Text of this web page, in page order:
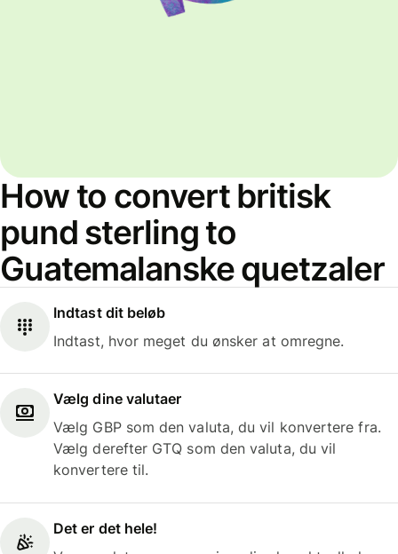
How to convert britisk
pund sterling to
Guatemalanske quetzaler
Indtast dit beløb
Indtast, hvor meget du ønsker at omregne.
Vælg dine valutaer
Vælg GBP som den valuta, du vil konvertere fra.
Vælg derefter GTQ som den valuta, du vil
konvertere til.
Det er det hele!